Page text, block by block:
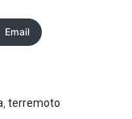
Email
,terremoto